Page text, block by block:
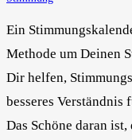
Ein
Methode um Deinen
Dir helfen,
besseres
Das Schöne daran